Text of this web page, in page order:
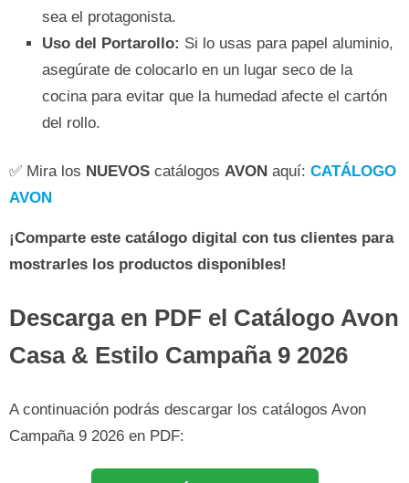
sea el protagonista.
Uso del Portarollo: Si lo usas para papel aluminio,
asegúrate de colocarlo en un lugar seco de la
cocina para evitar que la humedad afecte el cartón
del rollo.
✅ Mira los NUEVOS catálogos AVON aquí: CATÁLOGO
AVON
¡Comparte este catálogo digital con tus clientes para
mostrarles los productos disponibles!
Descarga en PDF el Catálogo Avon
Casa & Estilo Campaña 9 2026
A continuación podrás descargar los catálogos Avon
Campaña 9 2026 en PDF: